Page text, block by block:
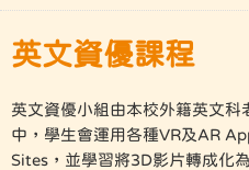
英文資優課程
英文資優小組由本校外籍英文
中，學生會運用各種VR及AR
Sites，並學習將3D影片轉成化